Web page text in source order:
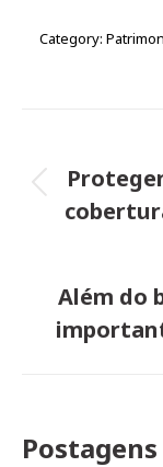
Category:
de
post:
Além do